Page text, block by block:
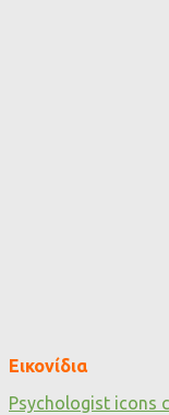
Εικονίδια
Psychologist icons